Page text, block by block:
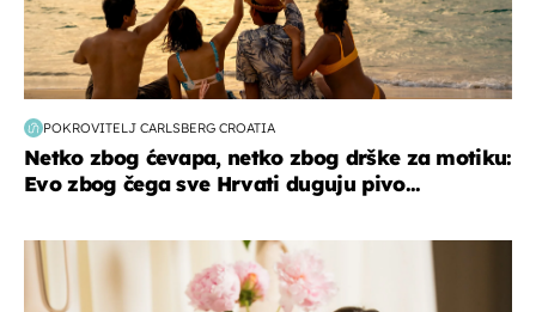
POKROVITELJ CARLSBERG CROATIA
Netko zbog ćevapa, netko zbog drške za motiku:
Evo zbog čega sve Hrvati duguju pivo...
moda & ljepota